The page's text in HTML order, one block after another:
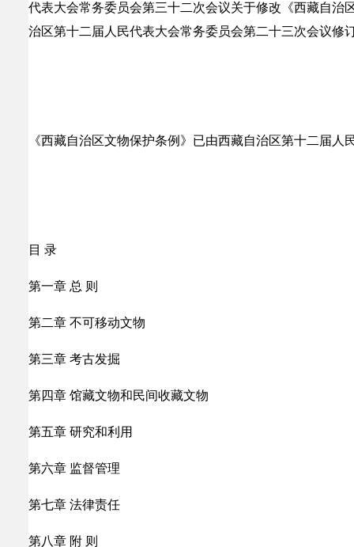
代表大会常务委员会第三十二次会议关于修改《西藏自治
治区第十二届人民代表大会常务委员会第二十三次会议修
《西藏自治区文物保护条例》已由西藏自治区第十二届
目 录
第一章 总 则
第二章 不可移动文物
第三章 考古发掘
第四章 馆藏文物和民间收藏文物
第五章 研究和利用
第六章 监督管理
第七章 法律责任
第八章 附 则